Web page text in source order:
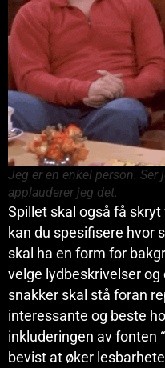
Jeg er en enkel person. Ser
applauderer jeg det.
Spillet skal også få
kan du spesifisere hvor
skal ha en form for
velge lydbeskrivelser
snakker skal stå foran
interessante og beste
inkluderingen av fonten
bevist at øker